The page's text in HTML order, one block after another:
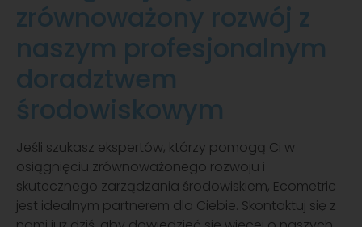
zrównoważony rozwój z
naszym profesjonalnym
doradztwem
środowiskowym
Jeśli szukasz ekspertów, którzy pomogą Ci w
osiągnięciu zrównoważonego rozwoju i
skutecznego zarządzania środowiskiem, Ecometric
jest idealnym partnerem dla Ciebie. Skontaktuj się z